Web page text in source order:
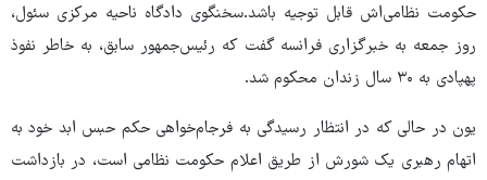
حکومت نظامی‌اش قابل توجیه باشد.سخنگوی دادگاه ناحیه مرکزی سئول،
روز جمعه به خبرگزاری فرانسه گفت که رئیس‌جمهور سابق، به خاطر نفوذ
پهپادی به ۳۰ سال زندان محکوم شد.
یون در حالی که در انتظار رسیدگی به فرجام‌خواهی حکم حبس ابد خود به
اتهام رهبری یک شورش از طریق اعلام حکومت نظامی است، در بازداشت